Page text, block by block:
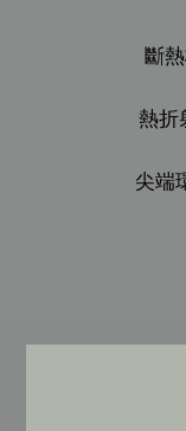
斷
熱折
尖端